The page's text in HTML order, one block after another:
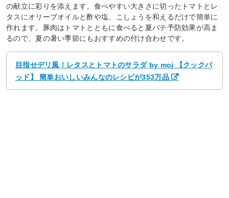
の献立に彩りを添えます。食べやすい大きさに切ったトマトとレ
タスにオリーブオイルと酢や塩、こしょうを和えるだけで簡単に
作れます。豚肉はトマトとともに食べると夏バテ予防効果が高ま
るので、夏の暑い季節にもおすすめの付け合わせです。
目指せデリ風！レタスとトマトのサラダ by moj 【クックパ
ッド】 簡単おいしいみんなのレシピが353万品